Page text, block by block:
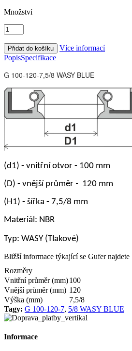
Množství
Více informací
PopisSpecifikace
G 100-120-7,5/8 WASY BLUE
(d1) - vnitřní otvor - 100 mm
(D) - vnější průměr - 120 mm
(H1) - šířka - 7,5/8 mm
Materiál: NBR
Typ: WASY (Tlakové)
Bližší informace týkající se Gufer najdete
Rozměry
Vnitřní průměr (mm)100
Vnější průměr (mm) 120
Výška (mm)
7,5/8
Tagy: G 100-120-7, 5/8 WASY BLUE
Informace